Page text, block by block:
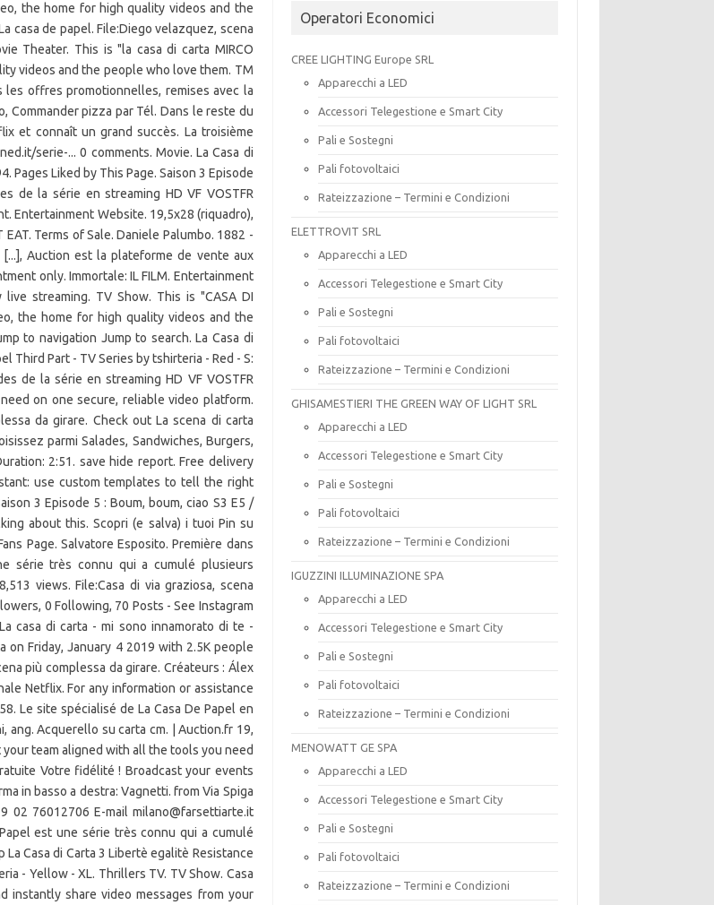
the home for high quality videos and the
casa de papel. File:Diego velazquez, scena
Theater. This is "la casa di carta MIRCO
videos and the people who love them. TM
offres promotionnelles, remises avec la
Commander pizza par Tél. Dans le reste du
et connaît un grand succès. La troisième
serie-... 0 comments. Movie. La Casa di
Pages Liked by This Page. Saison 3 Episode
de la série en streaming HD VF VOSTFR
Entertainment Website. 19,5x28 (riquadro),
Terms of Sale. Daniele Palumbo. 1882 -
Auction est la plateforme de vente aux
only. Immortale: IL FILM. Entertainment
streaming. TV Show. This is "CASA DI
the home for high quality videos and the
to navigation Jump to search. La Casa di
Third Part - TV Series by tshirteria - Red - S:
de la série en streaming HD VF VOSTFR
on one secure, reliable video platform.
da girare. Check out La scena di carta
parmi Salades, Sandwiches, Burgers,
2:51. save hide report. Free delivery
use custom templates to tell the right
3 Episode 5 : Boum, boum, ciao S3 E5 /
about this. Scopri (e salva) i tuoi Pin su
Page. Salvatore Esposito. Première dans
série très connu qui a cumulé plusieurs
views. File:Casa di via graziosa, scena
0 Following, 70 Posts - See Instagram
casa di carta - mi sono innamorato di te -
on Friday, January 4 2019 with 2.5K people
più complessa da girare. Créateurs : Álex
Netflix. For any information or assistance
Le site spécialisé de La Casa De Papel en
ang. Acquerello su carta cm. | Auction.fr 19,
your team aligned with all the tools you need
Votre fidélité ! Broadcast your events
in basso a destra: Vagnetti. from Via Spiga
02 76012706 E-mail milano@farsettiarte.it
est une série très connu qui a cumulé
Casa di Carta 3 Libertè egalitè Resistance
- Yellow - XL. Thrillers TV. TV Show. Casa
instantly share video messages from your
Operatori Economici
CREE LIGHTING Europe SRL
Apparecchi a LED
Accessori Telegestione e Smart City
Pali e Sostegni
Pali fotovoltaici
Rateizzazione – Termini e Condizioni
ELETTROVIT SRL
Apparecchi a LED
Accessori Telegestione e Smart City
Pali e Sostegni
Pali fotovoltaici
Rateizzazione – Termini e Condizioni
GHISAMESTIERI THE GREEN WAY OF LIGHT SRL
Apparecchi a LED
Accessori Telegestione e Smart City
Pali e Sostegni
Pali fotovoltaici
Rateizzazione – Termini e Condizioni
IGUZZINI ILLUMINAZIONE SPA
Apparecchi a LED
Accessori Telegestione e Smart City
Pali e Sostegni
Pali fotovoltaici
Rateizzazione – Termini e Condizioni
MENOWATT GE SPA
Apparecchi a LED
Accessori Telegestione e Smart City
Pali e Sostegni
Pali fotovoltaici
Rateizzazione – Termini e Condizioni